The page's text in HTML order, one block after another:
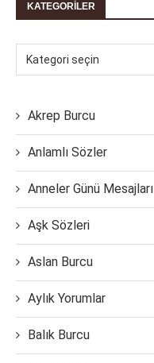
KATEGORILER
Akrep Burcu
Anlamlı Sözler
Anneler Günü Mesajları
Aşk Sözleri
Aslan Burcu
Aylık Yorumlar
Balık Burcu